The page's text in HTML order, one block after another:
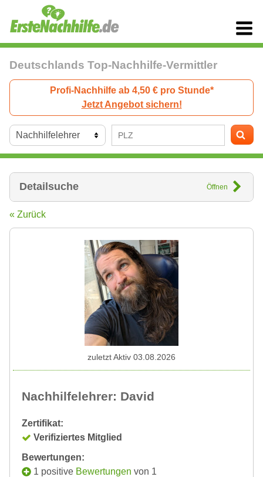
Deutschlands Top-Nachhilfe-Vermittler
Profi-Nachhilfe ab 4,50 € pro Stunde*
Jetzt Angebot sichern!
Detailsuche Öffnen
« Zurück
Nachhilfelehrer: David
Zertifikat:
Verifiziertes Mitglied
Bewertungen:
1 positive Bewertungen von 1
zuletzt Aktiv 03.08.2026